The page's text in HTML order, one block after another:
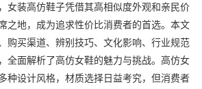
女装高仿鞋子凭借其高相似度外观和亲民价
之地，成为追求性价比消费者的首选。本文
购买渠道、辨别技巧、文化影响、行业规范
全面解析了高仿女鞋的魅力与挑战。高仿女
种设计风格，材质选择日益考究，但消费者